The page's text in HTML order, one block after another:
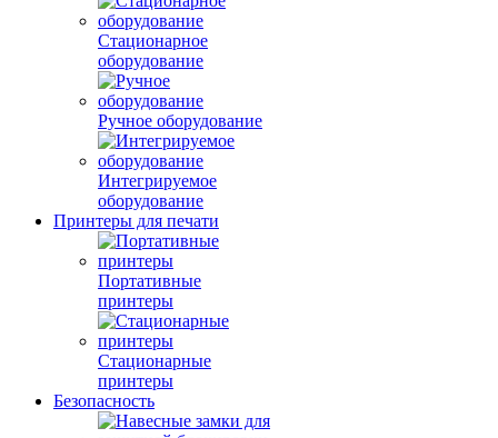
Стационарное
оборудование
Ручное оборудование
Интегрируемое
оборудование
Принтеры для печати
Портативные
принтеры
Стационарные
принтеры
Безопасность